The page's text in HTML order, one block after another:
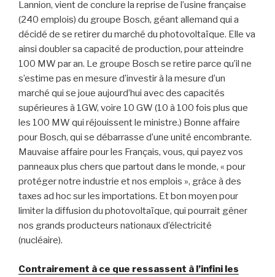
Lannion, vient de conclure la reprise de l’usine française
(240 emplois) du groupe Bosch, géant allemand qui a
décidé de se retirer du marché du photovoltaïque. Elle va
ainsi doubler sa capacité de production, pour atteindre
100 MW par an. Le groupe Bosch se retire parce qu’il ne
s’estime pas en mesure d’investir à la mesure d’un
marché qui se joue aujourd’hui avec des capacités
supérieures à 1GW, voire 10 GW (10 à 100 fois plus que
les 100 MW qui réjouissent le ministre.) Bonne affaire
pour Bosch, qui se débarrasse d’une unité encombrante.
Mauvaise affaire pour les Français, vous, qui payez vos
panneaux plus chers que partout dans le monde, « pour
protéger notre industrie et nos emplois », grâce à des
taxes ad hoc sur les importations. Et bon moyen pour
limiter la diffusion du photovoltaïque, qui pourrait gêner
nos grands producteurs nationaux d’électricité
(nucléaire).
Contrairement à ce que ressassent à l’infini les